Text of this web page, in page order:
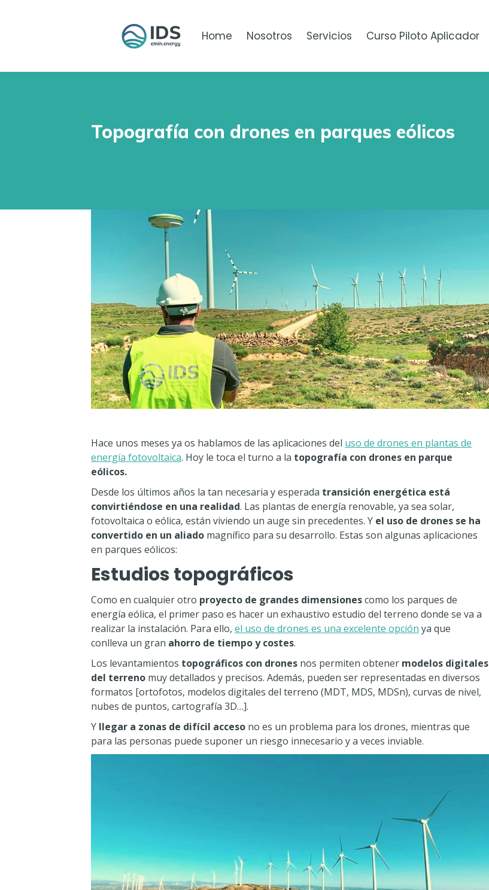
Home Nosotros Servicios Curso Piloto Aplicador
Topografía con drones en parques eólicos
Hace unos meses ya os hablamos de las aplicaciones del uso de drones en plantas de
energía fotovoltaica. Hoy le toca el turno a la topografía con drones en parque
eólicos.
Desde los últimos años la tan necesaria y esperada transición energética está
convirtiéndose en una realidad. Las plantas de energía renovable, ya sea solar,
fotovoltaica o eólica, están viviendo un auge sin precedentes. Y el uso de drones se ha
convertido en un aliado magnífico para su desarrollo. Estas son algunas aplicaciones
en parques eólicos:
Estudios topográficos
Como en cualquier otro proyecto de grandes dimensionescomo los parques de
energía eólica, el primer paso es hacer un exhaustivo estudio del terreno donde se va a
realizar la instalación. Para ello, el uso de drones es una excelente opción ya que
conlleva un gran ahorro de tiempo y costes.
Los levantamientos topográficos con drones nos permiten obtener modelos digitales
del terreno muy detallados y precisos. Además, pueden ser representadas en diversos
formatos [ortofotos, modelos digitales del terreno (MDT, MDS, MDSn), curvas de nivel,
nubes de puntos, cartografía 3D…].
Y llegar a zonas de difícil acceso no es un problema para los drones, mientras que
para las personas puede suponer un riesgo innecesario y a veces inviable.